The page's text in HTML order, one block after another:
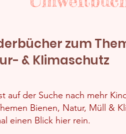
zum
& Klimaschutz
auf der Suche nach mehr
Bienen, Natur, Müll &
einen Blick hier rein.